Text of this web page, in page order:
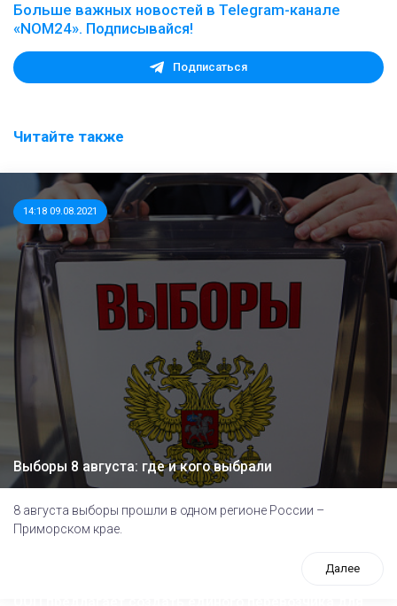
Больше важных новостей в Telegram-канале
«NOM24». Подписывайся!
Подписаться
Читайте также
14:18 09.08.2021
Выборы 8 августа: где и кого выбрали
8 августа выборы прошли в одном регионе России –
Приморском крае.
Далее